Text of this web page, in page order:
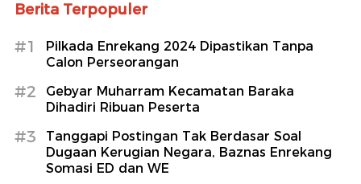
Berita Terpopuler
#1
Pilkada Enrekang 2024 Dipastikan Tanpa
Calon Perseorangan
#2
Gebyar Muharram Kecamatan Baraka
Dihadiri Ribuan Peserta
#3
Tanggapi Postingan Tak Berdasar Soal
Dugaan Kerugian Negara, Baznas Enrekang
Somasi ED dan WE